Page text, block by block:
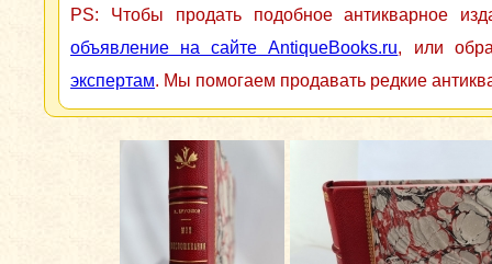
PS: Чтобы продать подобное антикварное
объявление на сайте AntiqueBooks.ru, или
экспертам. Мы помогаем продавать редкие